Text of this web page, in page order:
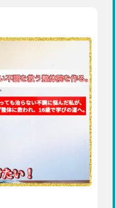
宮城
秋田
山形
福島
茨城
栃木
群馬
兵庫